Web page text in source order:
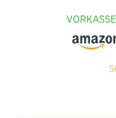
VORKASSE